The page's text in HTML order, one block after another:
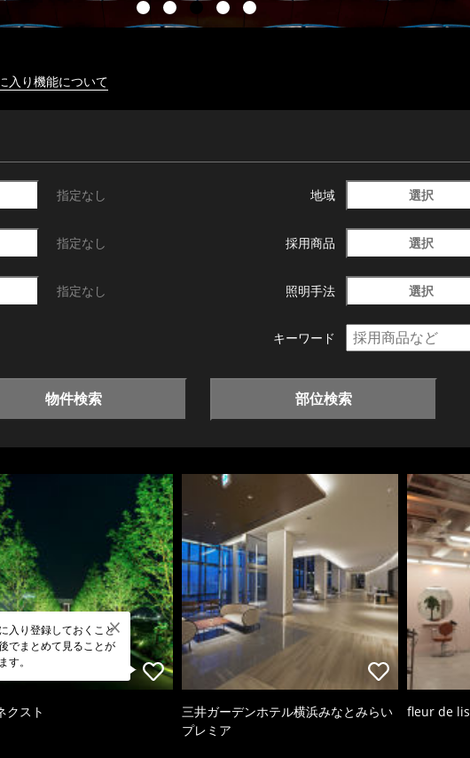
入り機能について
指定なし 地域 選択
指定なし 採用商品 選択
指定なし 照明手法 選択
キーワード
物件検索 部位検索
入り登録しておくこと
でまとめて見ることが
す。
クスト
三井ガーデンホテル横浜みなとみらい
プレミア
fleur de lis